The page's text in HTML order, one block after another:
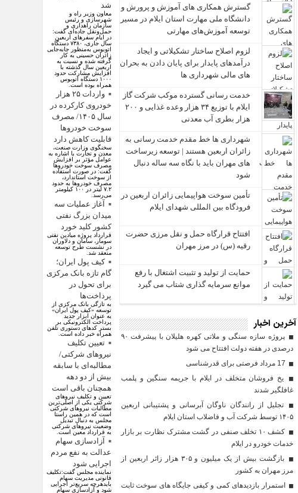
گسترش همکاری‌ های آموزش و پرورش و
دانشگاه ملی مهارت استان ایلام در مسیر
توسعه آموزش‌های مهارتی
لزوم اصلاح ساختار تشکیلاتی و ایجاد
درآمدهای پایدار برای پایان دادن به بحران‌
های مالی شهرداری‌ ها
خدمت رسانی گسترده موکب شرکت گاز
ایلام با توزیع ۳۴ هزار وعده غذایی و ۲۰۰
هزار بطری آب معدنی
شهرداری‌ ها خط مقدم خدمت ‌رسانی به
زائران اربعین هستند | توسعه زیرساخت
‌های مهران باید با نگاه سه‌ ساله دنبال
شود
تأمین سوخت هواپیمایی زائران اربعین در
فرودگاه بین المللی شهدای ایلام
افتتاح قرارگاه حمل‌ و نقل مرزی حضرت
رقیه (س) در مرز مهران
حمایت از تولید و تثبیت اشتغال با رفع
موانع سرمایه‌ گذاری شتاب می‌ گیرد
آخرین اخبار
پروژه سازه سنگی و ملاتی کهره هلیلان با پیشرفت ۹۰
درصدی در هفته دولت افتتاح می شود
یخ‌ فروشان متخلف در ایلام با جریمه سنگین و پلمب
غافلگیر شدند
تجلیل از رانندگان ناوگان آبرسانی و پشتیبانی اربعین
۱۴۰۵ توسط شرکت آب و فاضلاب استان ایلام
کشف ۱۰ تخلف صنفی در گشت مشترک نظارت بر بازار
خدمات خودرو در ایلام
بازگشت بیش از یک میلیون و ۳۰۵ هزار زائر اربعین از
مرز مهران به کشور
استمرار بازدیدهای کمی و کیفی جایگاه‌ های سوخت ثابت
شد
معاون وزیر راه و
شهرسازی و رئیس
سازمان راهداری و
حمل‌ونقل جاده‌ای گفت:
در ایام سفرهای اربعین
سال جاری، ۷۳۸۰ دستگاه
اتوبوس به‌منظور جابه‌جایی
زائران حسینی به‌ کار
گرفته شده و نسبت به
اربعین سال گذشته با
افزایش مشارکت حدود
۱۰۰۰ دستگاه اتوبوس
همراه بوده است.
واردات ۲۵ هزار
خودروی کارکرده در
سال ۱۴۰۵/ مصرف
سوخت خودرو‌ها
قابلیت کاهش دارد
سخنگوی وزارت صنعت،
معدن و تجارت با اشاره به
عوامل مؤثر بر افزایش
مصرف سوخت خودرو‌ها
گفت: در صورت استفاده
از سوخت استاندارد،
مصرف خودرو‌ها به حدود
۷.۲ لیتر در ۱۰۰ کیلومتر
می‌رسد.
آغاز عملیات سه
میدان بزرگ نفتی
کشور کلید خورد
قرارداد پروژه میادین نفتی
سومار، سامان و دلاوران
در نشست طرح توسعه
منعقد شد.
کیف پول ایران؛
گام تازه بانک مرکزی
برای تحول در
پرداخت‌ها
به تازگی بانک مرکزی از
توسعه «کیف پول ایران»
به عنوان ابزار جدید
پرداخت الکترونیکی بر
بستر کد‌های دستوری تلفن
همراه خبر داده است.
تعیین تکلیف
نیروهای شرکتی/
مطالبه‌ای با سابقه
بیش از دو دهه
همچنان باقی است
تعیین و تکلیف نیرو‌های
شرکتی یکی از اصلی‌ترین
مطالبات نیرو‌های شرکتی
است که در همین راستا
مجلس به دنبال تبدیل
وضعیت نیرو‌های شرکتی
به قرارداد معین است.
آزادسازی سهام
عدالت به نفع مردم
اجرایی شود
نماینده مجلس گفت:تکلیف
قانونی مدیریت سهام
بایدهرچه سریع‌تر اجرایی
شود و آزادسازی سهام